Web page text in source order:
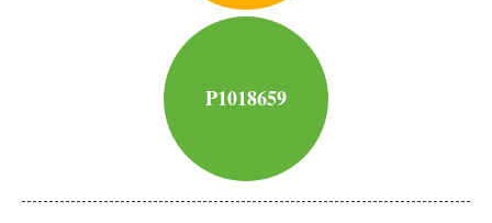
P1018659